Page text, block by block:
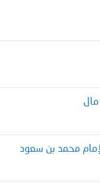
محمد بن سعود